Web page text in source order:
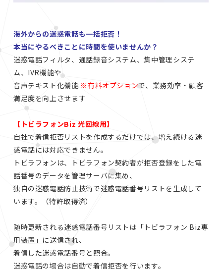
海外からの迷惑電話も一括拒否！
本当にやるべきことに時間を使いませんか？
迷惑電話フィルタ、通話録音システム、集中管理システ
ム、IVR機能や
音声テキスト化機能 ※有料オプションで、業務効率・顧客
満足度を向上させます
【トビラフォンBiz 光回線用】
自社で着信拒否リストを作成するだけでは、増え続ける迷
惑電話には対応できません。
トビラフォンは、トビラフォン契約者が拒否登録をした電
話番号のデータを管理サーバに集め、
独自の迷惑電話防止技術で迷惑電話番号リストを生成して
います。（特許取得済）
随時更新される迷惑電話番号リストは「トビラフォン Biz専
用装置」に送信され、
着信した迷惑電話番号と照合。
迷惑電話の場合は自動で着信拒否を行います。